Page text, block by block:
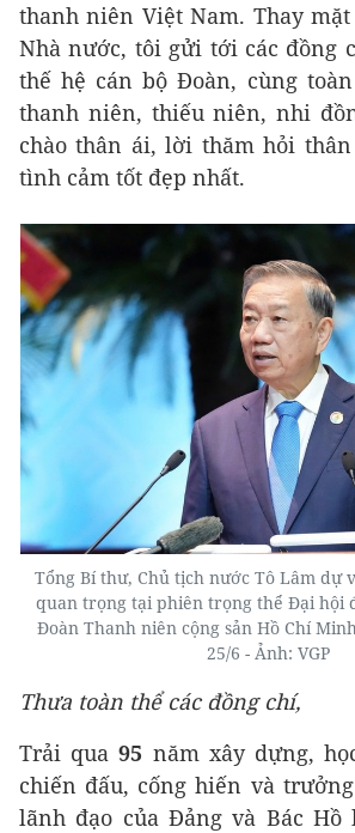
thanh niên Việt Nam. Thay
Nhà nước, tôi gửi tới các đồng
thế hệ cán bộ Đoàn, cùng
thanh niên, thiếu niên, nhi
chào thân ái, lời thăm hỏi
tình cảm tốt đẹp nhất.
Tổng Bí thư, Chủ tịch nước Tô Lâm dự
quan trọng tại phiên trọng thể Đại hội
Đoàn Thanh niên cộng sản Hồ Chí
25/6 - Ảnh: VGP
Thưa toàn thểcác đồng chí,
Trải qua95 năm xây dựng,
chiến đấu, cống hiến và
lãnh đạo của Đảng và Bác Hồ